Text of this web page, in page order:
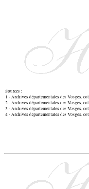
Sources :
1 - Archives départementales des Vosges,
2 - Archives départementales des Vosges,
3 - Archives départementales des Vosges,
4 - Archives départementales des Vosges,